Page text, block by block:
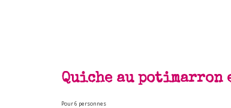
Quiche au potimarron
Pour 6 personnes